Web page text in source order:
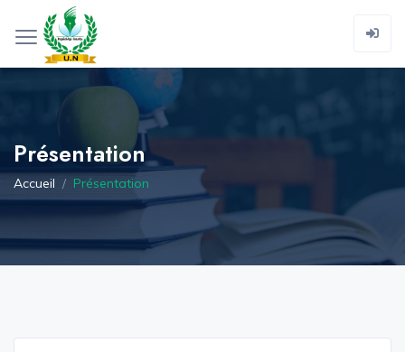
Présentation
Accueil Présentation